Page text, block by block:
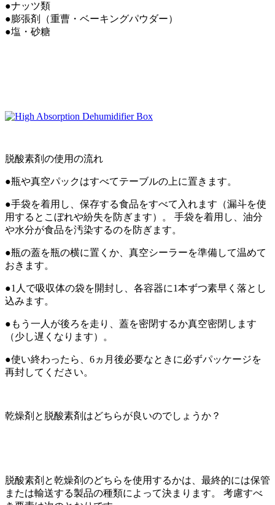
●ナッツ類
●膨張剤（重曹・ベーキングパウダー）
●塩・砂糖
脱酸素剤の使用の流れ
●瓶や真空パックはすべてテーブルの上に置きます。
●手袋を着用し、保存する食品をすべて入れます（漏斗を使
用するとこぼれや紛失を防ぎます）。 手袋を着用し、油分
や水分が食品を汚染するのを防ぎます。
●瓶の蓋を瓶の横に置くか、真空シーラーを準備して温めて
おきます。
●1人で吸収体の袋を開封し、各容器に1本ずつ素早く落とし
込みます。
●もう一人が後ろを走り、蓋を密閉するか真空密閉します
（少し遅くなります）。
●使い終わったら、6ヵ月後必要なときに必ずパッケージを
再封してください。
乾燥剤と脱酸素剤はどちらが良いのでしょうか？
脱酸素剤と乾燥剤のどちらを使用するかは、最終的には保管
または輸送する製品の種類によって決まります。 考慮すべ